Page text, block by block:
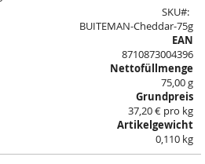
SKU
BUITEMAN-Cheddar-75g
EAN
8710873004396
Nettofüllmenge
75,00 g
Grundpreis
37,20 € pro kg
Artikelgewicht
0,110 kg